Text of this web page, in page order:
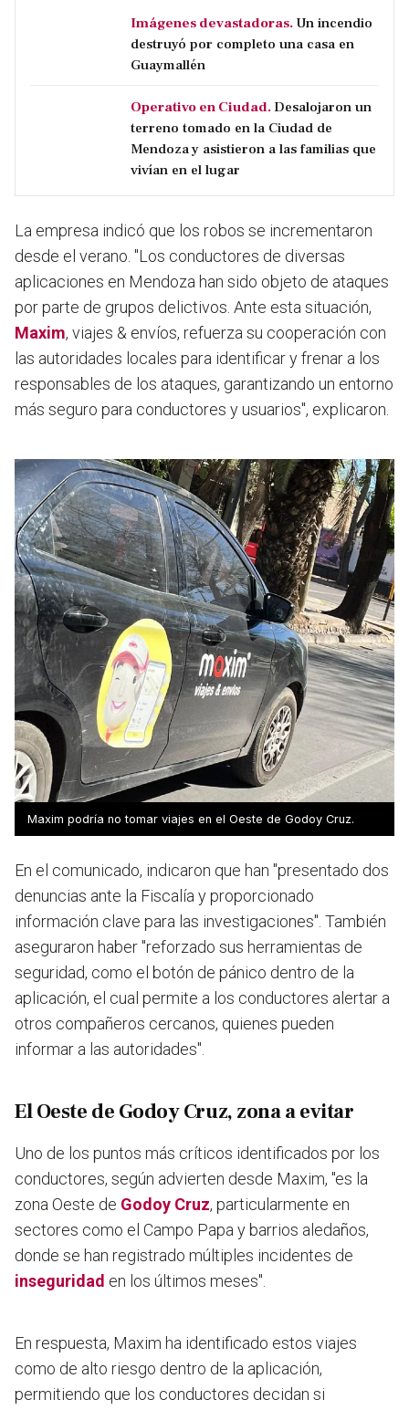
Imágenes devastadoras. Un incendio
destruyó por completo una casa en
Guaymallén
Operativo en Ciudad. Desalojaron un
terreno tomado en la Ciudad de
Mendoza y asistieron a las familias que
vivían en el lugar
La empresa indicó que los robos se incrementaron
desde el verano. "Los conductores de diversas
aplicaciones en Mendoza han sido objeto de ataques
por parte de grupos delictivos. Ante esta situación,
Maxim, viajes & envíos, refuerza su cooperación con
las autoridades locales para identificar y frenar a los
responsables de los ataques, garantizando un entorno
más seguro para conductores y usuarios", explicaron.
Maxim podría no tomar viajes en el Oeste de Godoy Cruz.
En el comunicado, indicaron que han "presentado dos
denuncias ante la Fiscalía y proporcionado
información clave para las investigaciones". También
aseguraron haber "reforzado sus herramientas de
seguridad, como el botón de pánico dentro de la
aplicación, el cual permite a los conductores alertar a
otros compañeros cercanos, quienes pueden
informar a las autoridades".
El Oeste de Godoy Cruz, zona a evitar
Uno de los puntos más críticos identificados por los
conductores, según advierten desde Maxim, "es la
zona Oeste de Godoy Cruz, particularmente en
sectores como el Campo Papa y barrios aledaños,
donde se han registrado múltiples incidentes de
inseguridad en los últimos meses".
En respuesta, Maxim ha identificado estos viajes
como de alto riesgo dentro de la aplicación,
permitiendo que los conductores decidan si